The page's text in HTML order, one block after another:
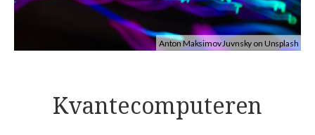
Anton Maksimov Juvnsky on Unsplash
Kvantecomputeren